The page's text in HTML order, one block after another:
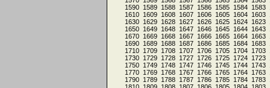
1583
1584
1585
1586
1587
1588
1589
1590
1603
1604
1605
1606
1607
1608
1609
1610
1623
1624
1625
1626
1627
1628
1629
1630
1643
1644
1645
1646
1647
1648
1649
1650
1663
1664
1665
1666
1667
1668
1669
1670
1683
1684
1685
1686
1687
1688
1689
1690
1703
1704
1705
1706
1707
1708
1709
1710
1723
1724
1725
1726
1727
1728
1729
1730
1743
1744
1745
1746
1747
1748
1749
1750
1763
1764
1765
1766
1767
1768
1769
1770
1783
1784
1785
1786
1787
1788
1789
1790